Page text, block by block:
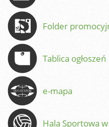
Folder
Tablica ogłoszeń
e-mapa
Hala Sportowa